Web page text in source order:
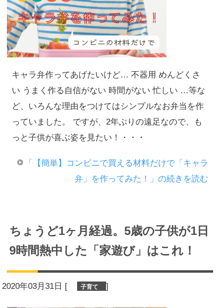
キャラ弁作ってあげたいけど… 不器用 めんどくさ
い うまく作る自信がない 時間がない 忙しい …等な
ど、いろんな理由をつけてはシンプルなお弁当を作
っていました。 ですが、2年ぶりの遠足なので、も
っと子供が喜ぶ姿を見たい！・・・
「【簡単】コンビニで買える材料だけで「キャラ
弁」を作ってみた！」の続きを読む
ちょうど1ヶ月経過。5歳の子供が1日
9時間熱中した「家遊び」はこれ！
2020年03月31日 [ 子育て ]